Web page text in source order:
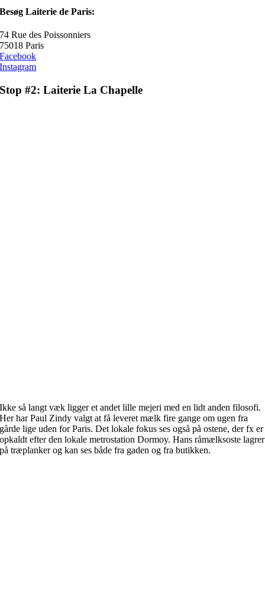
Besøg Laiterie de Paris:
74 Rue des Poissonniers
75018 Paris
Facebook
Instagram
Stop #2: Laiterie La Chapelle
Ikke så langt væk ligger et andet lille mejeri med en lidt anden filosofi.
Her har Paul Zindy valgt at få leveret mælk fire gange om ugen fra
gårde lige uden for Paris. Det lokale fokus ses også på ostene, der fx er
opkaldt efter den lokale metrostation Dormoy. Hans råmælksoste lagrer
på træplanker og kan ses både fra gaden og fra butikken.